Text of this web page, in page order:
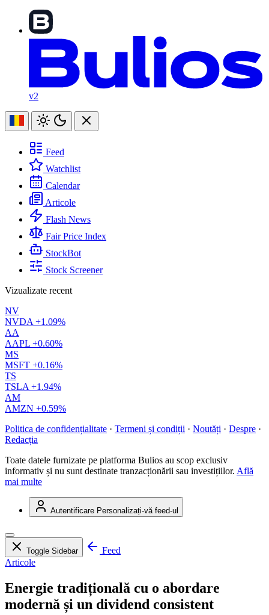
v2
Feed
Watchlist
Calendar
Articole
Flash News
Fair Price Index
StockBot
Stock Screener
Vizualizate recent
NV
NVDA +1.09%
AA
AAPL +0.60%
MS
MSFT +0.16%
TS
TSLA +1.94%
AM
AMZN +0.59%
Politica de confidențialitate · Termeni și condiții · Noutăți · Despre ·
Redacția
Toate datele furnizate pe platforma Bulios au scop exclusiv
informativ și nu sunt destinate tranzacționării sau investițiilor. Află
mai multe
Autentificare Personalizați-vă feed-ul
Toggle Sidebar
Feed
Articole
Energie tradițională cu o abordare
modernă și un dividend consistent